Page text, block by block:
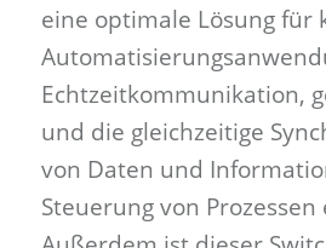
eine optimale Lösung für
Echtzeitkommunikation,
und die gleichzeitige
von Daten und
Steuerung von